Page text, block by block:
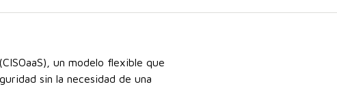
un modelo flexible que
sin la necesidad de una